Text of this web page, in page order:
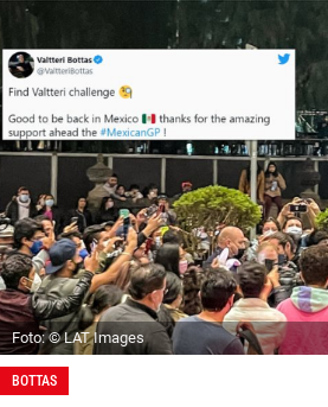
Foto: © LAT Images
BOTTAS